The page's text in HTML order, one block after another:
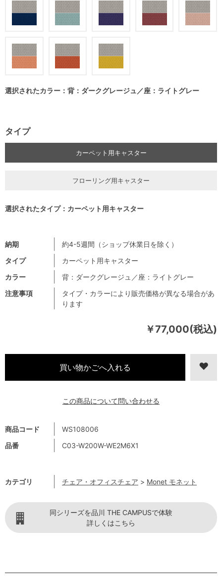
￥77,000(税込)
商品コード
WS108006
品番
C03-W200W-WE2M6X1
カテゴリ チェア・オフィスチェア > Monet モネット
注意事項
タイプ・カラーにより販売価格が異なる場合があ
ります
納期
約4-5週間（ショップ休業日を除く）
タイプ
カーペット用キャスター
カラー
背：ダークグレージュ／座：ライトグレー
選択されたカラー：背：ダークグレージュ／座：ライトグレー
タイプ
カーペット用キャスター
フローリング用キャスター
選択されたタイプ：カーペット用キャスター
この商品について問い合わせる
同シリーズを品川 THE CAMPUSで体験
詳しくはこちら